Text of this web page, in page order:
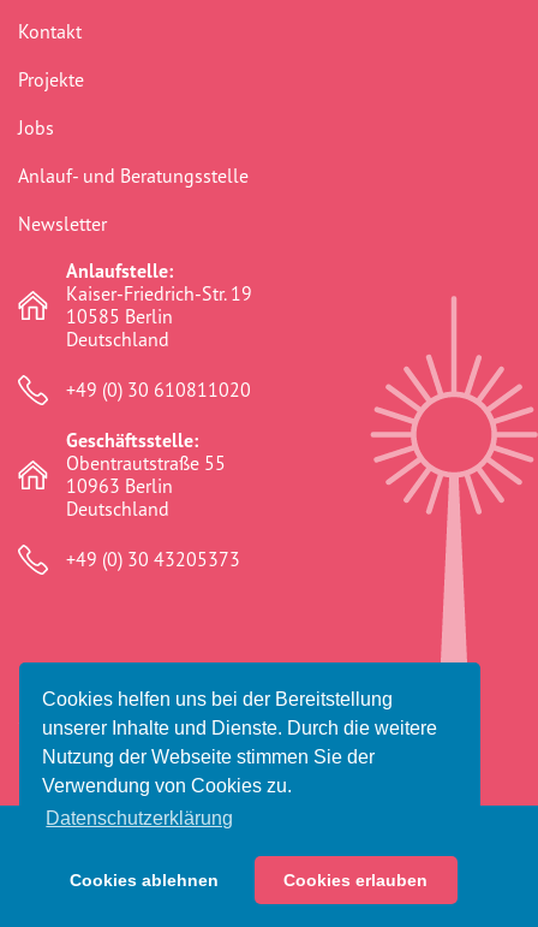
Cookies helfen uns bei der Bereitstellung
unserer Inhalte und Dienste. Durch die weitere
Nutzung der Webseite stimmen Sie der
Verwendung von Cookies zu.
Datenschutzerklärung
Cookies ablehnen Cookies erlauben
Spenden Dosta! Vorfälle melden
Kontakt
Projekte
Jobs
Anlauf- und Beratungsstelle
Newsletter
Anlaufstelle:
Kaiser-Friedrich-Str. 19
10585 Berlin
Deutschland
+49 (0) 30 610811020
Geschäftsstelle:
Obentrautstraße 55
10963 Berlin
Deutschland
+49 (0) 30 43205373
© 2026 Amaro Foro e.V.
Impressum
Datenschutz Haftungsausschluss